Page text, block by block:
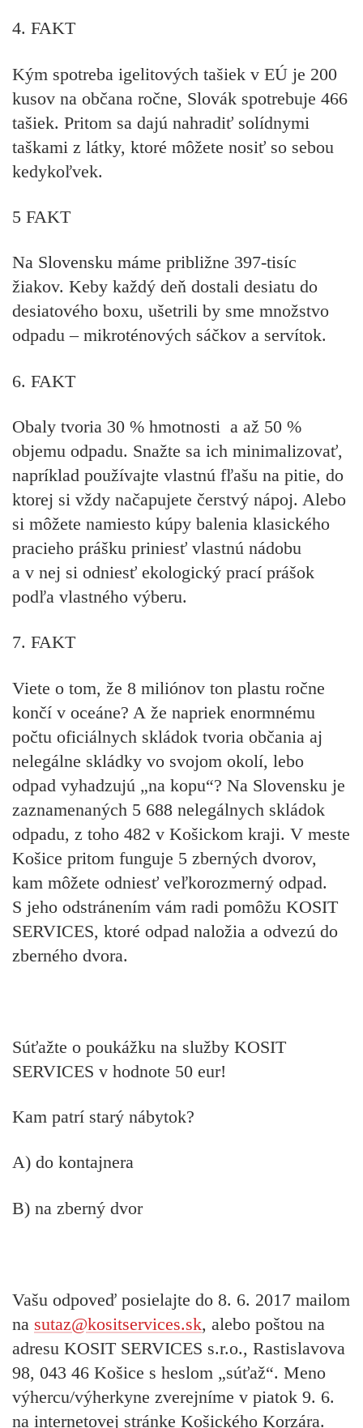
4. FAKT
Kým spotreba igelitových tašiek v EÚ je 200
kusov na občana ročne, Slovák spotrebuje 466
tašiek. Pritom sa dajú nahradiť solídnymi
taškami z látky, ktoré môžete nosiť so sebou
kedykoľvek.
5 FAKT
Na Slovensku máme približne 397-tisíc
žiakov. Keby každý deň dostali desiatu do
desiatového boxu, ušetrili by sme množstvo
odpadu – mikroténových sáčkov a servítok.
6. FAKT
Obaly tvoria 30 % hmotnosti a až 50 %
objemu odpadu. Snažte sa ich minimalizovať,
napríklad používajte vlastnú fľašu na pitie, do
ktorej si vždy načapujete čerstvý nápoj. Alebo
si môžete namiesto kúpy balenia klasického
pracieho prášku priniesť vlastnú nádobu
a v nej si odniesť ekologický prací prášok
podľa vlastného výberu.
7. FAKT
Viete o tom, že 8 miliónov ton plastu ročne
končí v oceáne? A že napriek enormnému
počtu oficiálnych skládok tvoria občania aj
nelegálne skládky vo svojom okolí, lebo
odpad vyhadzujú „na kopu“? Na Slovensku je
zaznamenaných 5 688 nelegálnych skládok
odpadu, z toho 482 v Košickom kraji. V meste
Košice pritom funguje 5 zberných dvorov,
kam môžete odniesť veľkorozmerný odpad.
S jeho odstránením vám radi pomôžu KOSIT
SERVICES, ktoré odpad naložia a odvezú do
zberného dvora.
Súťažte o poukážku na služby KOSIT
SERVICES v hodnote 50 eur!
Kam patrí starý nábytok?
A) do kontajnera
B) na zberný dvor
Vašu odpoveď posielajte do 8. 6. 2017 mailom
na sutaz@kositservices.sk, alebo poštou na
adresu KOSIT SERVICES s.r.o., Rastislavova
98, 043 46 Košice s heslom „súťaž“. Meno
výhercu/výherkyne zverejníme v piatok 9. 6.
na internetovej stránke Košického Korzára.